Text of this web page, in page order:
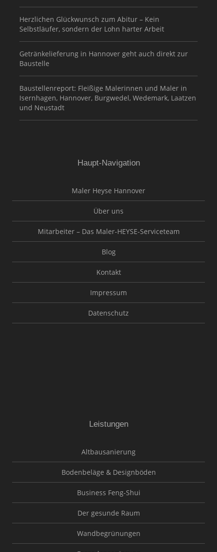
Herzlichen Glückwunsch zum Abitur – Kein
Selbstläufer, sondern der Lohn harter Arbeit
Getränkelieferung in Hannover geht auch direkt zur
Baustelle
Baustellenreport: Fleißige Malerinnen und Maler in
Isernhagen, Hannover, Burgwedel, Wedemark, Laatzen
und Neustadt
Haupt-Navigation
Maler Heyse Hannover
Über uns
Mitarbeiter – Das Maler-HEYSE-Serviceteam
Blog
Kontakt
Impressum
Datenschutz
Leistungen
Altbausanierung
Bodenbeläge & Designböden
Business Feng-Shui
Der gesunde Raum
Wandbegrünungen